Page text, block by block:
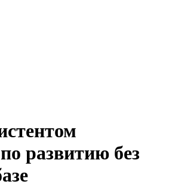
развитию без